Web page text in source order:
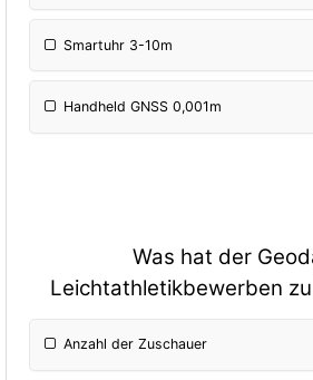
Smartuhr 3-10m
Handheld GNSS 0,001m
Was hat der
Leichtathletikbewerben
Anzahl der Zuschauer